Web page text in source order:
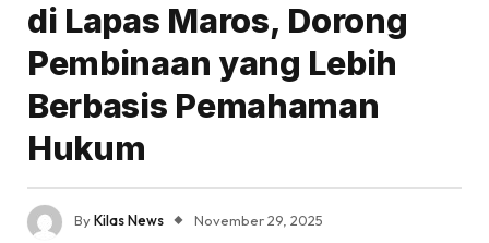
di Lapas Maros, Dorong
Pembinaan yang Lebih
Berbasis Pemahaman
Hukum
ByKilas News
November 29, 2025